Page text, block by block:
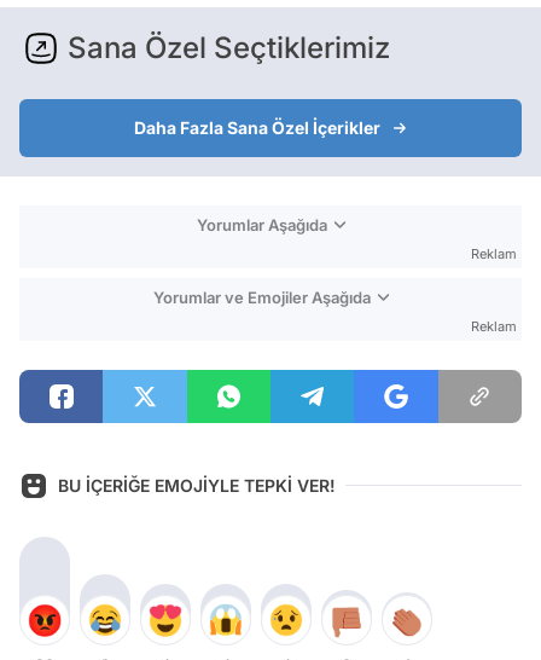
Sana Özel Seçtiklerimiz
Daha Fazla Sana Özel İçerikler
Yorumlar Aşağıda
Reklam
Yorumlar ve Emojiler Aşağıda
Reklam
BU İÇERİĞE EMOJİYLE TEPKİ VER!